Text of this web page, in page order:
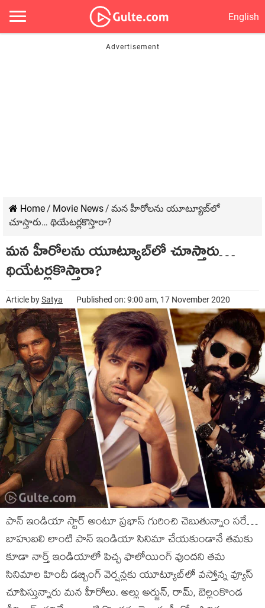
English
Home/ Movie News/ మన హీరోలను యూట్యూబ్‍లో
చూస్తారు… థియేటర్లకొస్తారా?
మన హీరోలను యూట్యూబ్‍లో చూస్తారు…
థియేటర్లకొస్తారా?
Article bySatya Published on: 9:00 am, 17 November 2020
పాన్‍ ఇండియా స్టార్‍ అంటూ ప్రభాస్‍ గురించి చెబుతున్నాం సరే…
బాహుబలి లాంటి పాన్‍ ఇండియా సినిమా చేయకుండానే తమకు
కూడా నార్త్ ఇండియాలో పిచ్చ ఫాలోయింగ్‍ వుందని తమ
సినిమాల హిందీ డబ్బింగ్‍ వెర్షన్లకు యూట్యూబ్‍లో వస్తోన్న వ్యూస్‍
చూపిస్తున్నారు మన హీరోలు. అల్లు అర్జున్‍, రామ్‍, బెల్లంకొండ